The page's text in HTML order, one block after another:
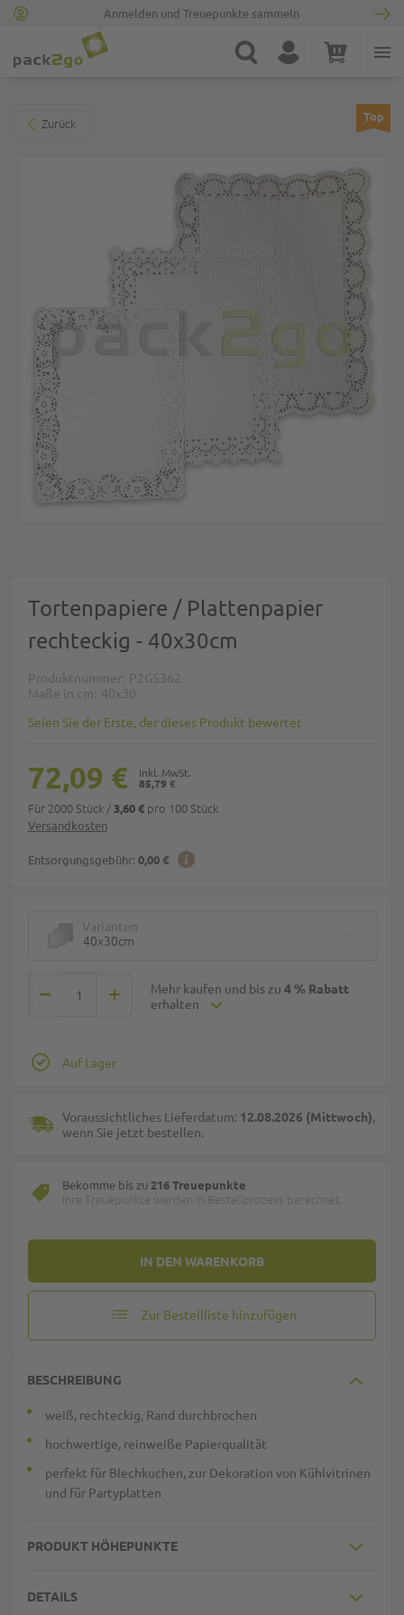
Anmelden und Treuepunkte sammeln
Suche Konto Warenkorb
Zurück Top
Tortenpapiere / Plattenpapier
rechteckig - 40x30cm
Produktnummer P2G5362
Maße in cm 40x30
Seien Sie der Erste, der dieses Produkt bewertet
Versandkosten
Entsorgungsgebühr: 0,00 €
85,79 €
72,09 €
Für 2000 Stück /3,60 € pro 100 Stück
Varianten
40x30cm
Mehr kaufen und bis zu 4 % Rabatt
erhalten
IN DEN WARENKORB
Auf Lager
Voraussichtliches Lieferdatum: 12.08.2026 (Mittwoch),
wenn Sie jetzt bestellen.
Bekomme bis zu 216 Treuepunkte
Ihre Treuepunkte werden in Bestellprozess berechnet.
Zur Bestellliste hinzufügen
BESCHREIBUNG
weiß, rechteckig, Rand durchbrochen
hochwertige, reinweiße Papierqualität
perfekt für Blechkuchen, zur Dekoration von Kühlvitrinen
und für Partyplatten
PRODUKT HÖHEPUNKTE
DETAILS